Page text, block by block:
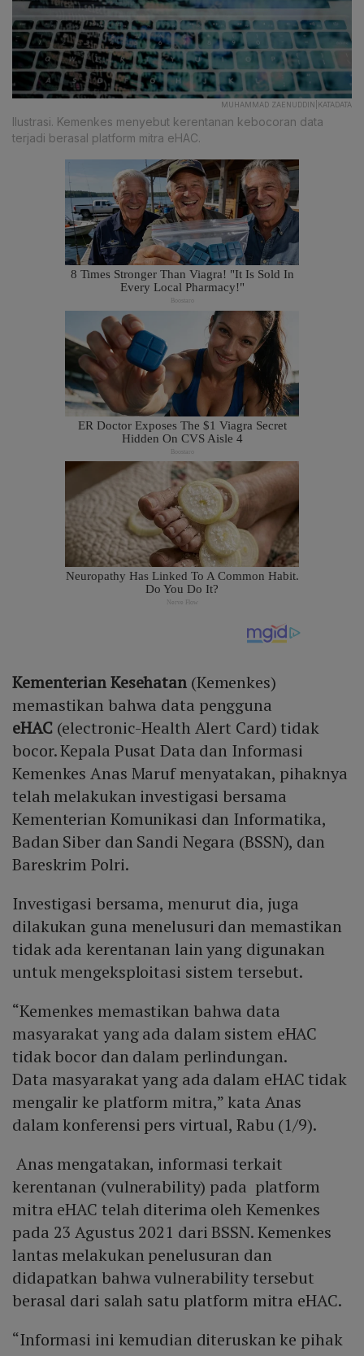
MUHAMMAD ZAENUDDIN|KATADATA
Ilustrasi. Kemenkes menyebut kerentanan kebocoran data
terjadi berasal platform mitra eHAC.
Kementerian Kesehatan(Kemenkes)
memastikan bahwa data pengguna
eHAC (electronic-Health Alert Card) tidak
bocor. Kepala Pusat Data dan Informasi
Kemenkes Anas Maruf menyatakan, pihaknya
telah melakukan investigasi bersama
Kementerian Komunikasi dan Informatika,
Badan Siber dan Sandi Negara (BSSN), dan
Bareskrim Polri.
Investigasi bersama, menurut dia, juga
dilakukan guna menelusuri dan memastikan
tidak ada kerentanan lain yang digunakan
untuk mengeksploitasi sistem tersebut.
“Kemenkes memastikan bahwa data
masyarakat yang ada dalam sistem eHAC
tidak bocor dan dalam perlindungan.
Data masyarakat yang ada dalam eHAC tidak
mengalir ke platform mitra,” kata Anas
dalam konferensi pers virtual, Rabu (1/9).
Anas mengatakan, informasi terkait
kerentanan (vulnerability) pada platform
mitra eHAC telah diterima oleh Kemenkes
pada 23 Agustus 2021 dari BSSN. Kemenkes
lantas melakukan penelusuran dan
didapatkan bahwa vulnerability tersebut
berasal dari salah satu platform mitra eHAC.
“Informasi ini kemudian diteruskan ke pihak